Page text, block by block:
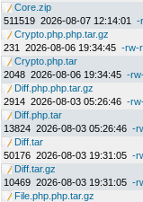
Core.zip
511519 2026-08-07 12:14:01 -
Crypto.php.php.tar.gz
231
2026-08-06 19:34:45 -rw-
Crypto.php.tar
2048 2026-08-06 19:34:45 -
Diff.php.php.tar.gz
2914 2026-08-03 05:26:46 -
Diff.php.tar
13824 2026-08-03 05:26:46 -
Diff.tar
50176 2026-08-03 19:31:05 -
Diff.tar.gz
10469 2026-08-03 19:31:05 -
File.php.php.tar.gz